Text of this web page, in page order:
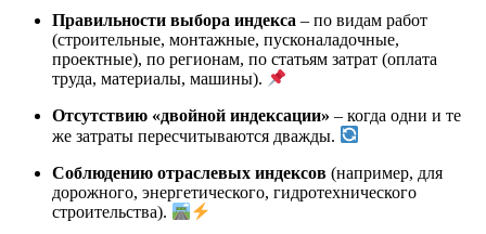
Правильности выбора индекса – по видам работ
(строительные, монтажные, пусконаладочные,
проектные), по регионам, по статьям затрат (оплата
труда, материалы, машины).
Отсутствию «двойной индексации» – когда одни и те
же затраты пересчитываются дважды.
Соблюдению отраслевых индексов (например, для
дорожного, энергетического, гидротехнического
строительства).